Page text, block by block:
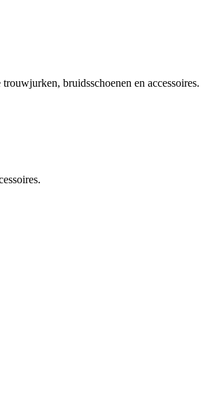
bruidsschoenen en accessoires.